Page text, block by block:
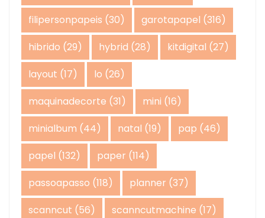
filipersonpapeis (30) garotapapel (316)
hibrido (29) hybrid (28) kitdigital (27)
layout (17) lo (26)
maquinadecorte (31) mini (16)
minialbum (44) natal (19) pap (46)
papel (132) paper (114)
passoapasso (118) planner (37)
scanncut (56) scanncutmachine (17)